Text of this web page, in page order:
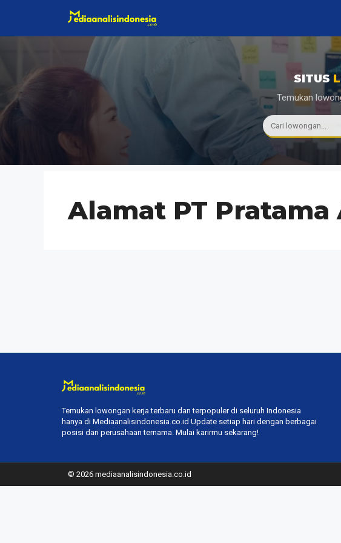
SITUS
Temukan
Alamat PT
Temukan lowongan kerja terbaru dan terpopuler di seluruh Indonesia
hanya di Mediaanalisindonesia.co.id Update setiap hari dengan berbagai
posisi dari perusahaan ternama. Mulai karirmu sekarang!
© 2026 mediaanalisindonesia.co.id